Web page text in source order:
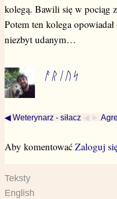
kolegą. Bawili się w pociąg
Potem ten kolega
niezbyt udanym…
ᚨᚱᛁᚢᛋ
◀ Weterynarz - siłacz ◀ ►
Aby komentować Zaloguj
Teksty
English